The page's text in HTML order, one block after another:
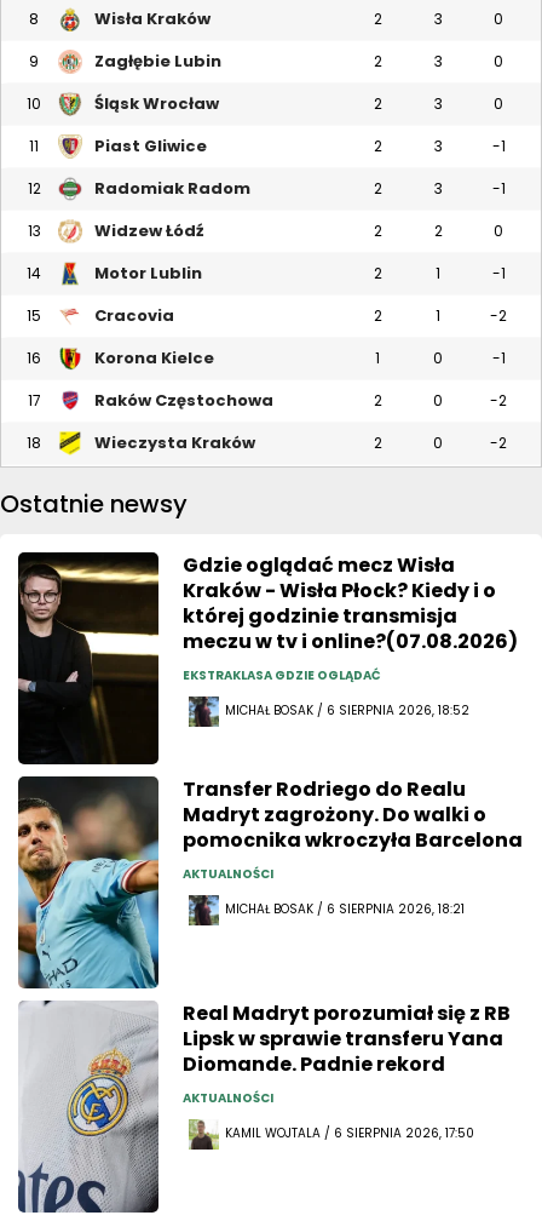
8 Wisła Kraków 2 3 0
9 Zagłębie Lubin 2 3 0
10 Śląsk Wrocław 2 3 0
11 Piast Gliwice 2 3 -1
12 Radomiak Radom 2 3 -1
13 Widzew Łódź 2 2 0
14 Motor Lublin 2 1 -1
15 Cracovia 2 1 -2
16 Korona Kielce 1 0 -1
17 Raków Częstochowa 2 0 -2
18 Wieczysta Kraków 2 0 -2
Ostatnie newsy
Gdzie oglądać mecz Wisła
Kraków - Wisła Płock? Kiedy i o
której godzinie transmisja
meczu w tv i online?(07.08.2026)
EKSTRAKLASA GDZIE OGLĄDAĆ
MICHAŁ BOSAK / 6 SIERPNIA 2026, 18:52
Transfer Rodriego do Realu
Madryt zagrożony. Do walki o
pomocnika wkroczyła Barcelona
AKTUALNOŚCI
MICHAŁ BOSAK / 6 SIERPNIA 2026, 18:21
Real Madryt porozumiał się z RB
Lipsk w sprawie transferu Yana
Diomande. Padnie rekord
AKTUALNOŚCI
KAMIL WOJTALA / 6 SIERPNIA 2026, 17:50